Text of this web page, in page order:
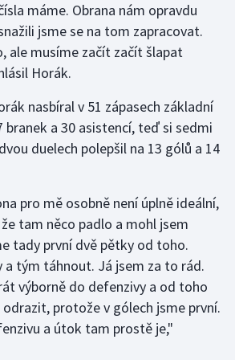
máme. Obrana nám opravdu
jsme se na tom zapracovat.
ale musíme začít začít šlapat
Horák.
nasbíral v 51 zápasech základní
branek a 30 asistencí, teď si sedmi
duelech polepšil na 13 gólů a 14
pro mě osobně není úplně ideální,
tam něco padlo a mohl jsem
tady první dvě pětky od toho.
a tým táhnout. Já jsem za to rád.
výborně do defenzivy a od toho
protože v gólech jsme první.
a útok tam prostě je,"